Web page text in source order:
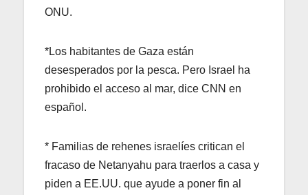
ONU.
*Los habitantes de Gaza están
desesperados por la pesca. Pero Israel ha
prohibido el acceso al mar, dice CNN en
español.
* Familias de rehenes israelíes critican el
fracaso de Netanyahu para traerlos a casa y
piden a EE.UU. que ayude a poner fin al